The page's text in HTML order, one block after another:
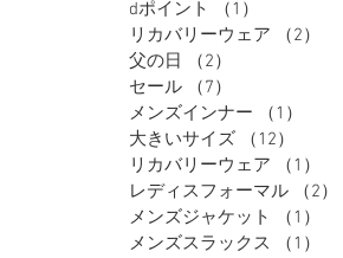
dポイント
（1）
リカバリーウェア
（2）
父の日
（2）
セール
（7）
メンズインナー
（1）
大きいサイズ
（12）
リカバリーウェア
（1）
レディスフォーマル
（2）
メンズジャケット
（1）
メンズスラックス
（1）